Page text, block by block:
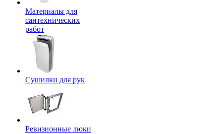
Материалы для
сантехнических
работ
Сушилки для рук
Ревизионные люки